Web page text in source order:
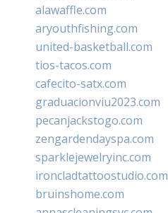
alawaffle.com
aryouthfishing.com
united-basketball.com
tios-tacos.com
cafecito-satx.com
graduacionviu2023.com
pecanjackstogo.com
zengardendayspa.com
sparklejewelryinc.com
ironcladtattoostudio.com
bruinshome.com